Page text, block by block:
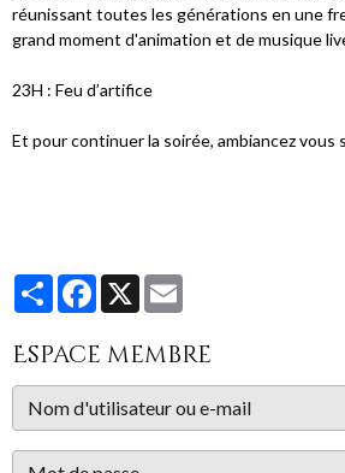
réunissant toutes les générations en une
grand moment d'animation et de musique
23H : Feu d’artifice
Et pour continuer la soirée, ambiancez vous
PartagerFacebook
X
Espace membre